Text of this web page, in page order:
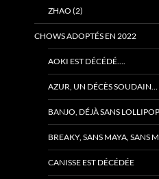
ZHAO (2)
CHOWS ADOPTÉS EN 2022
AOKI EST DÉCÉDÉ….
AZUR, UN DÉCÈS SOUDAIN…
BANJO, DÉJÀ SANS
BREAKY, SANS MAYA, SANS
CANISSE EST DÉCÉDÉE